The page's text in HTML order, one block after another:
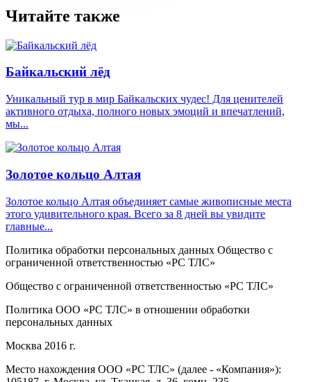
Читайте также
Байкальский лёд
Уникальный тур в мир Байкальских чудес! Для ценителей
активного отдыха, полного новых эмоций и впечатлений,
мы...
Золотое кольцо Алтая
Золотое кольцо Алтая объединяет самые живописные места
этого удивительного края. Всего за 8 дней вы увидите
главные...
Политика обработки персональных данных Общество с
ограниченной ответственностью «PC ТЛС»
Общество с ограниченной ответственностью «PC ТЛС»
Политика ООО «PC ТЛС» в отношении обработки
персональных данных
Москва 2016 г.
Место нахождения ООО «PC ТЛС» (далее - «Компания»):